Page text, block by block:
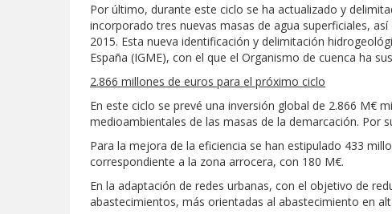
Por último, durante este ciclo se ha actualizado y
incorporado tres nuevas masas de agua superficiales,
2015. Esta nueva identificación y delimitación
España (IGME), con el que el Organismo de cuenca ha
2.866 millones de euros para el próximo ciclo
En este ciclo se prevé una inversión global de 2.866 M€
medioambientales de las masas de la demarcación. Por
Para la mejora de la eficiencia se han estipulado 433
correspondiente a la zona arrocera, con 180 M€.
En la adaptación de redes urbanas, con el objetivo de
abastecimientos, más orientadas al abastecimiento en